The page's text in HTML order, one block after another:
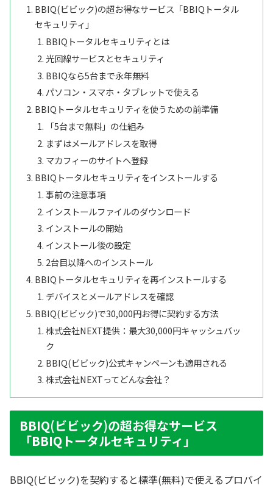
BBIQ(ビビック)の超お得なサービス「BBIQトータル
セキュリティ」
BBIQトータルセキュリティとは
光回線サービスとセキュリティ
BBIQなら5台まで永年無料
パソコン・スマホ・タブレットで使える
BBIQトータルセキュリティを使うための前準備
「5台まで無料」の仕組み
まずはメールアドレスを取得
マカフィーのサイトへ登録
BBIQトータルセキュリティをインストールする
事前の注意事項
インストールファイルのダウンロード
インストールの開始
インストール後の設定
2台目以降へのインストール
BBIQトータルセキュリティを再インストールする
デバイスとメールアドレスを確認
BBIQ(ビビック)で30,000円お得に契約する方法
株式会社NEXT提供：最大30,000円キャッシュバッ
ク
BBIQ(ビビック)公式キャンペーンも適用される
株式会社NEXTってどんな会社？
BBIQ(ビビック)の超お得なサービス
「BBIQトータルセキュリティ」
BBIQ(ビビック)を契約すると標準(無料)で使えるプロバイ